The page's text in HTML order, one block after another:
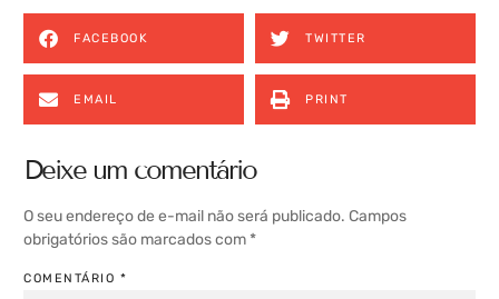
FACEBOOK TWITTER
EMAIL PRINT
Deixe um comentário
O seu endereço de e-mail não será publicado. Campos
obrigatórios são marcados com *
COMENTÁRIO *